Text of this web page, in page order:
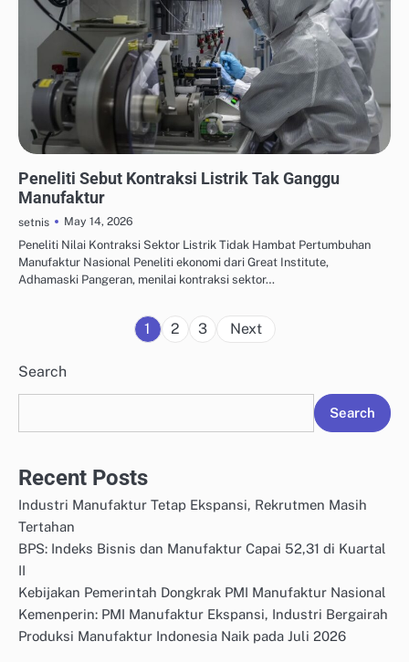
Peneliti Sebut Kontraksi Listrik Tak Ganggu
Manufaktur
setnis
May 14, 2026
Peneliti Nilai Kontraksi Sektor Listrik Tidak Hambat Pertumbuhan
Manufaktur Nasional Peneliti ekonomi dari Great Institute,
Adhamaski Pangeran, menilai kontraksi sektor…
Posts
1 2 3 Next
Search
Search
Recent Posts
Industri Manufaktur Tetap Ekspansi, Rekrutmen Masih
Tertahan
BPS: Indeks Bisnis dan Manufaktur Capai 52,31 di Kuartal
II
Kebijakan Pemerintah Dongkrak PMI Manufaktur Nasional
Kemenperin: PMI Manufaktur Ekspansi, Industri Bergairah
Produksi Manufaktur Indonesia Naik pada Juli 2026